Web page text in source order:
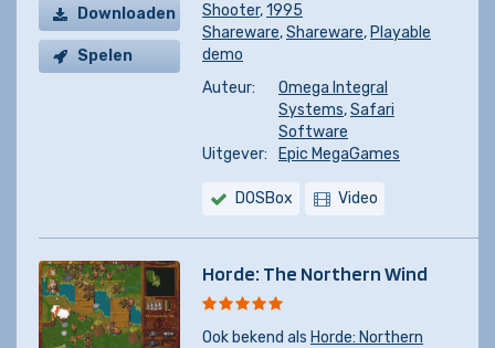
Downloaden
Spelen
Shooter,1995
Shareware,Shareware, Playable
demo
Auteur:
Omega Integral
Systems,Safari
Software
Uitgever:
Epic MegaGames
DOSBox Video
Horde: The Northern Wind
Ook bekend als Horde: Northern